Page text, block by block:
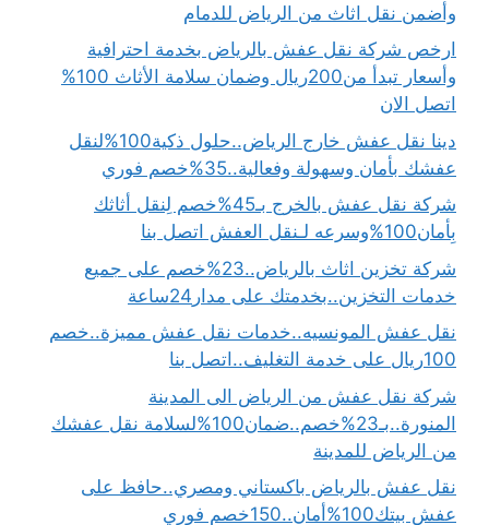
وأضمن نقل اثاث من الرياض للدمام
ارخص شركة نقل عفش بالرياض بخدمة احترافية
وأسعار تبدأ من200ريال وضمان سلامة الأثاث 100%
اتصل الان
دينا نقل عفش خارج الرياض..حلول ذكية100%لنقل
عفشك بأمان وسهولة وفعالية..35%خصم فوري
شركة نقل عفش بالخرج بـ45%خصم لِنقل أثاثك
بِأمان100%وسرعه لـنقل العفش اتصل بنا
شركة تخزين اثاث بالرياض..23%خصم على جميع
خدمات التخزين..بخدمتك على مدار24ساعة
نقل عفش المونسيه..خدمات نقل عفش مميزة..خصم
100ريال على خدمة التغليف..اتصل بنا
شركة نقل عفش من الرياض الى المدينة
المنورة..بـ23%خصم..ضمان100%لسلامة نقل عفشك
من الرياض للمدينة
نقل عفش بالرياض باكستاني ومصري..حافظ على
عفش بيتك100%أمان..150خصم فوري